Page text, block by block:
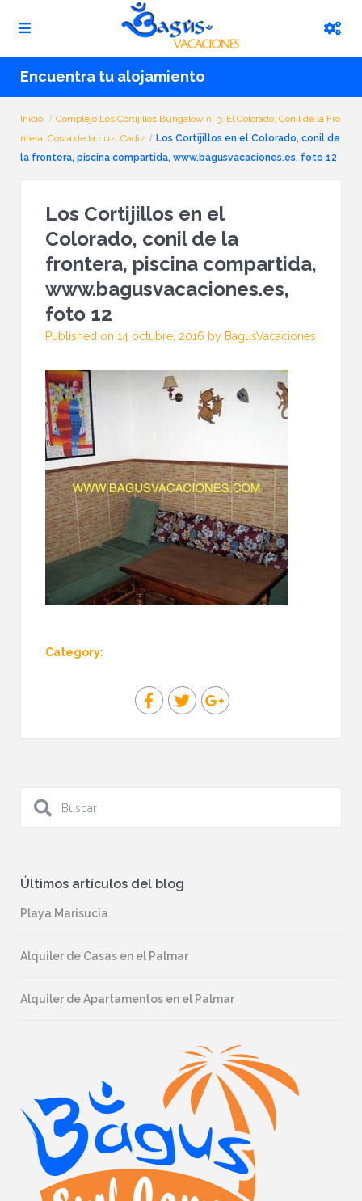
Encuentra tu alojamiento
Inicio
Complejo Los Cortijillos Bungalow n. 3, El Colorado, Conil de la Fro
ntera, Costa de la Luz, Cadiz
Los Cortijillos en el Colorado, conil de
la frontera, piscina compartida, www.bagusvacaciones.es, foto 12
Los Cortijillos en el
Colorado, conil de la
frontera, piscina compartida,
www.bagusvacaciones.es,
foto 12
Published on 14 octubre, 2016 by BagusVacaciones
Category:
Últimos artículos del blog
Playa Marisucia
Alquiler de Casas en el Palmar
Alquiler de Apartamentos en el Palmar